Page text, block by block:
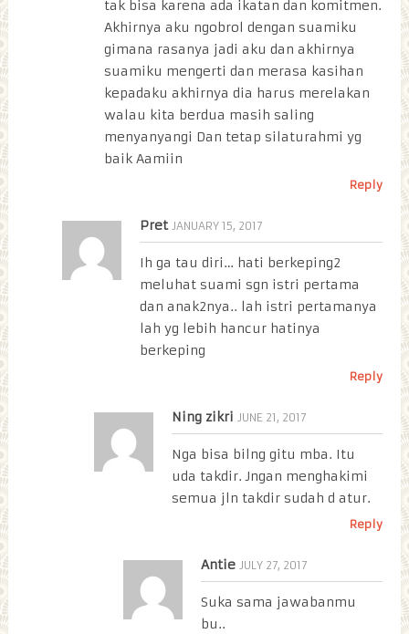
tak bisa karena ada ikatan dan komitmen.
Akhirnya aku ngobrol dengan suamiku
gimana rasanya jadi aku dan akhirnya
suamiku mengerti dan merasa kasihan
kepadaku akhirnya dia harus merelakan
walau kita berdua masih saling
menyanyangi Dan tetap silaturahmi yg
baik Aamiin
Reply
Pret JANUARY 15, 2017
Ih ga tau diri… hati berkeping2
meluhat suami sgn istri pertama
dan anak2nya.. lah istri pertamanya
lah yg lebih hancur hatinya
berkeping
Reply
Ning zikri JUNE 21, 2017
Nga bisa bilng gitu mba. Itu
uda takdir. Jngan menghakimi
semua jln takdir sudah d atur.
Reply
Antie JULY 27, 2017
Suka sama jawabanmu
bu..